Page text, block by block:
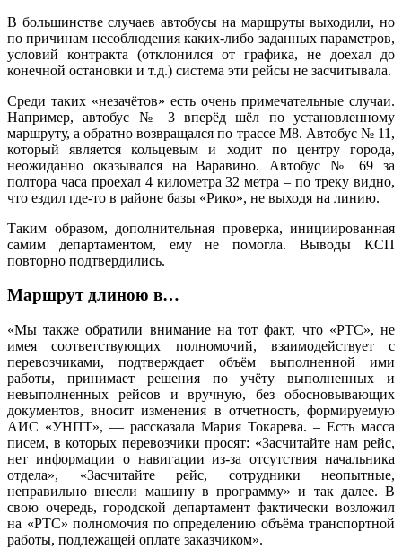
В большинстве случаев автобусы на маршруты выходили, но
по причинам несоблюдения каких-либо заданных параметров,
условий контракта (отклонился от графика, не доехал до
конечной остановки и т.д.) система эти рейсы не засчитывала.
Среди таких «незачётов» есть очень примечательные случаи.
Например, автобус № 3 вперёд шёл по установленному
маршруту, а обратно возвращался по трассе М8. Автобус № 11,
который является кольцевым и ходит по центру города,
неожиданно оказывался на Варавино. Автобус № 69 за
полтора часа проехал 4 километра 32 метра – по треку видно,
что ездил где-то в районе базы «Рико», не выходя на линию.
Таким образом, дополнительная проверка, инициированная
самим департаментом, ему не помогла. Выводы КСП
повторно подтвердились.
Маршрут длиною в…
«Мы также обратили внимание на тот факт, что «РТС», не
имея соответствующих полномочий, взаимодействует с
перевозчиками, подтверждает объём выполненной ими
работы, принимает решения по учёту выполненных и
невыполненных рейсов и вручную, без обосновывающих
документов, вносит изменения в отчетность, формируемую
АИС «УНПТ», — рассказала Мария Токарева. – Есть масса
писем, в которых перевозчики просят: «Засчитайте нам рейс,
нет информации о навигации из-за отсутствия начальника
отдела», «Засчитайте рейс, сотрудники неопытные,
неправильно внесли машину в программу» и так далее. В
свою очередь, городской департамент фактически возложил
на «РТС» полномочия по определению объёма транспортной
работы, подлежащей оплате заказчиком».